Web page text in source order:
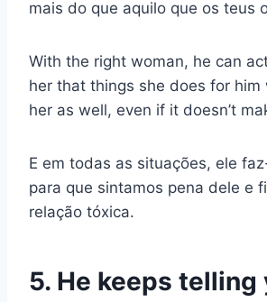
mais do que aquilo que os teus
With the right woman, he can
her that things she does for him
her as well, even if it doesn’t
E em todas as situações, ele
para que sintamos pena dele e
relação tóxica.
5. He keeps telling